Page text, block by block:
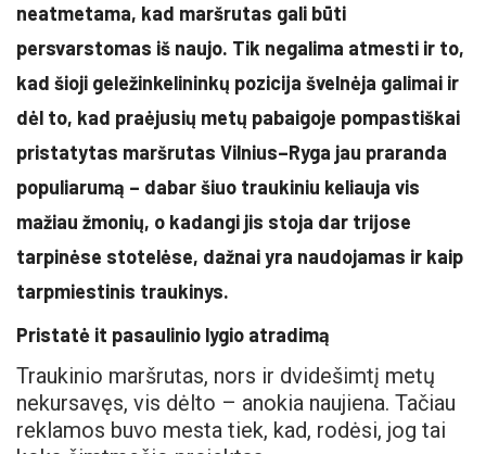
neatmetama, kad maršrutas gali būti
persvarstomas iš naujo. Tik negalima atmesti ir to,
kad šioji geležinkelininkų pozicija švelnėja galimai ir
dėl to, kad praėjusių metų pabaigoje pompastiškai
pristatytas maršrutas Vilnius–Ryga jau praranda
populiarumą – dabar šiuo traukiniu keliauja vis
mažiau žmonių, o kadangi jis stoja dar trijose
tarpinėse stotelėse, dažnai yra naudojamas ir kaip
tarpmiestinis traukinys.
Pristatė it pasaulinio lygio atradimą
Traukinio maršrutas, nors ir dvidešimtį metų
nekursavęs, vis dėlto – anokia naujiena. Tačiau
reklamos buvo mesta tiek, kad, rodėsi, jog tai